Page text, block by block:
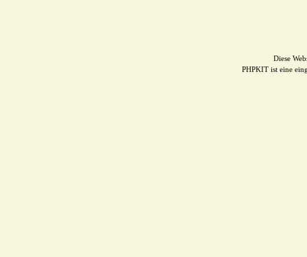
Diese
PHPKIT ist eine